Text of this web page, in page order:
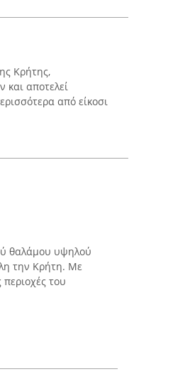
Κρήτης,
αποτελεί
από είκοσι
θαλάμου υψηλού
την Κρήτη. Με
του